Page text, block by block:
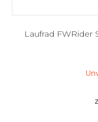
Laufrad FWRider